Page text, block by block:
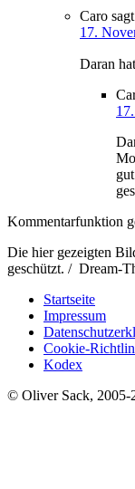
Caro
17.
Daran
Kommentarfunktion
Die hier gezeigten
geschützt. / Dream-
Startseite
Impressum
Cookie-
Kodex
© Oliver Sack, 2005-